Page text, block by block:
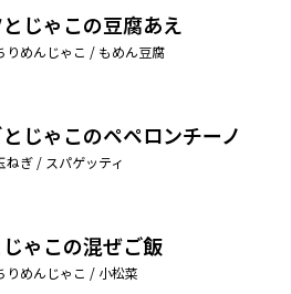
じゃこの豆腐あえ
りめんじゃこ / もめん豆腐
じゃこのペペロンチーノ
ねぎ / スパゲッティ
ゃこの混ぜご飯
りめんじゃこ / 小松菜